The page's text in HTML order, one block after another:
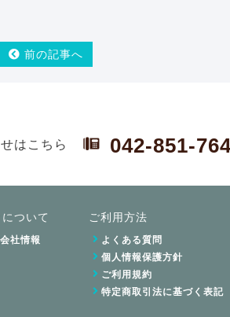
前の記事へ
はこちら 042-851-
ついて
社情報
ご利用方法
よくある質問
個人情報保護方針
ご利用規約
特定商取引法に基づく表記